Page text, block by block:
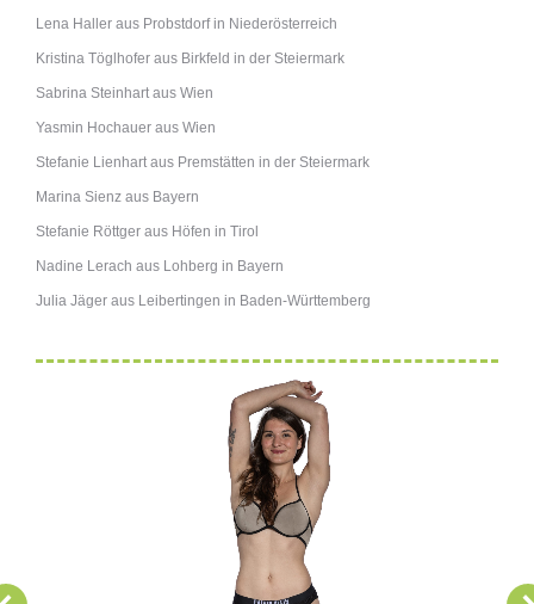
Lena Haller aus Probstdorf in Niederösterreich
Kristina Töglhofer aus Birkfeld in der Steiermark
Sabrina Steinhart aus Wien
Yasmin Hochauer aus Wien
Stefanie Lienhart aus Premstätten in der Steiermark
Marina Sienz aus Bayern
Stefanie Röttger aus Höfen in Tirol
Nadine Lerach aus Lohberg in Bayern
Julia Jäger aus Leibertingen in Baden-Württemberg